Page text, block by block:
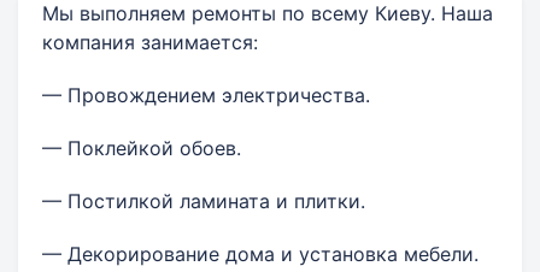
Мы выполняем ремонты по всему Киеву. Наша
компания занимается:
— Провождением электричества.
— Поклейкой обоев.
— Постилкой ламината и плитки.
— Декорирование дома и установка мебели.